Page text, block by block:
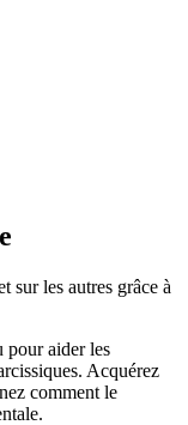
sur les autres grâce à
pour aider les
Acquérez
comment le